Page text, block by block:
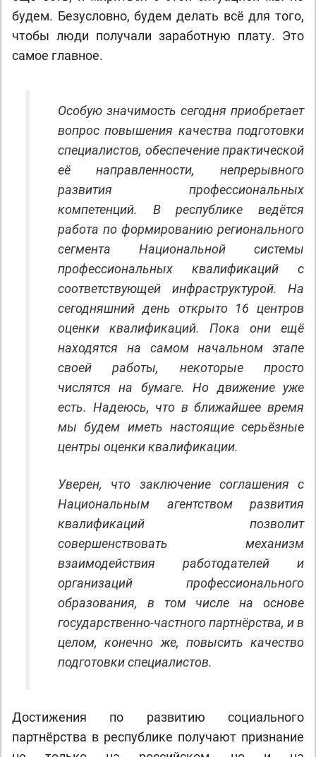
будем. Безусловно, будем делать всё для того,
чтобы люди получали заработную плату. Это
самое главное.
Особую значимость сегодня приобретает
вопрос повышения качества подготовки
специалистов, обеспечение практической
её направленности, непрерывного
развития профессиональных
компетенций. В республике ведётся
работа по формированию регионального
сегмента Национальной системы
профессиональных квалификаций с
соответствующей инфраструктурой. На
сегодняшний день открыто 16 центров
оценки квалификаций. Пока они ещё
находятся на самом начальном этапе
своей работы, некоторые просто
числятся на бумаге. Но движение уже
есть. Надеюсь, что в ближайшее время
мы будем иметь настоящие серьёзные
центры оценки квалификации.
Уверен, что заключение соглашения с
Национальным агентством развития
квалификаций позволит
совершенствовать механизм
взаимодействия работодателей и
организаций профессионального
образования, в том числе на основе
государственно-частного партнёрства, и в
целом, конечно же, повысить качество
подготовки специалистов.
Достижения по развитию социального
партнёрства в республике получают признание